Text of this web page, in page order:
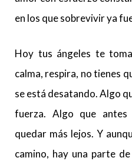
en los que sobrevivir ya
Hoy tus ángeles te
calma, respira, no tienes
se está desatando. Algo
fuerza. Algo que
quedar más lejos. Y
camino, hay una parte